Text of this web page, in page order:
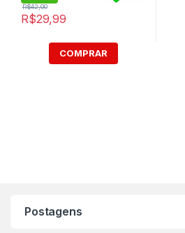
R$29,99
R$42,00
COMPRAR
Postagens